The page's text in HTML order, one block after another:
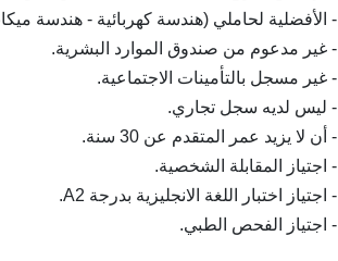
- الأفضلية لحاملي (هندسة كهربائية - هندسة
- غير مدعوم من صندوق الموارد البشرية.
- غير مسجل بالتأمينات الاجتماعية.
- ليس لديه سجل تجاري.
- أن لا يزيد عمر المتقدم عن 30 سنة.
- اجتياز المقابلة الشخصية.
- اجتياز اختبار اللغة الانجليزية بدرجة A2.
- اجتياز الفحص الطبي.